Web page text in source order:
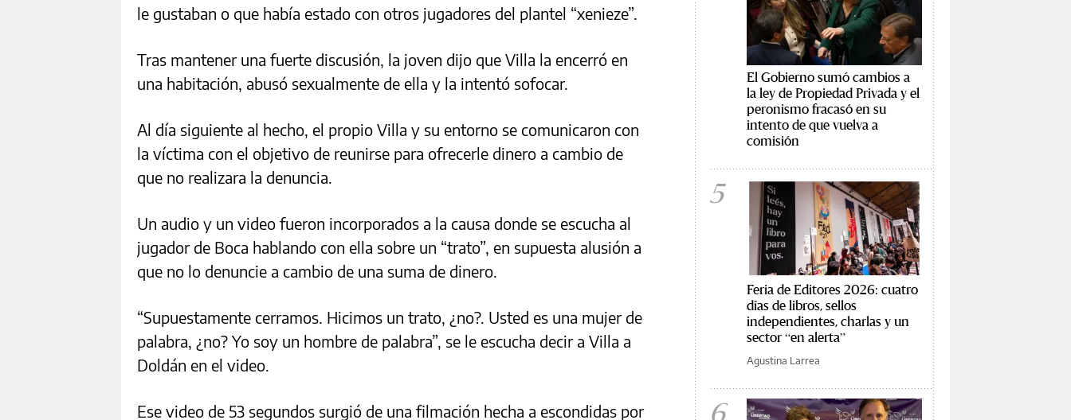
le gustaban o que había estado con otros jugadores del plantel “xenieze”.
Tras mantener una fuerte discusión, la joven dijo que Villa la encerró en
una habitación, abusó sexualmente de ella y la intentó sofocar.
Al día siguiente al hecho, el propio Villa y su entorno se comunicaron con
la víctima con el objetivo de reunirse para ofrecerle dinero a cambio de
que no realizara la denuncia.
Un audio y un video fueron incorporados a la causa donde se escucha al
jugador de Boca hablando con ella sobre un “trato”, en supuesta alusión a
que no lo denuncie a cambio de una suma de dinero.
“Supuestamente cerramos. Hicimos un trato, ¿no?. Usted es una mujer de
palabra, ¿no? Yo soy un hombre de palabra”, se le escucha decir a Villa a
Doldán en el video.
Ese video de 53 segundos surgió de una filmación hecha a escondidas por
El Gobierno sumó cambios a
la ley de Propiedad Privada y el
peronismo fracasó en su
intento de que vuelva a
comisión
5
Feria de Editores 2026: cuatro
días de libros, sellos
independientes, charlas y un
sector “en alerta”
Agustina Larrea
6